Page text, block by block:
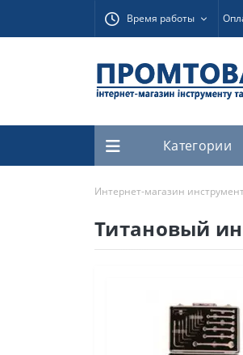
Время работы
Категории
Интернет-магазин
Титановый